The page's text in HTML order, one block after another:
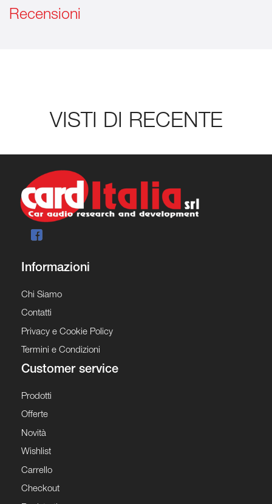
Recensioni
VISTI DI RECENTE
Informazioni
Chi Siamo
Contatti
Privacy e Cookie Policy
Termini e Condizioni
Customer service
Prodotti
Offerte
Novità
Wishlist
Carrello
Checkout